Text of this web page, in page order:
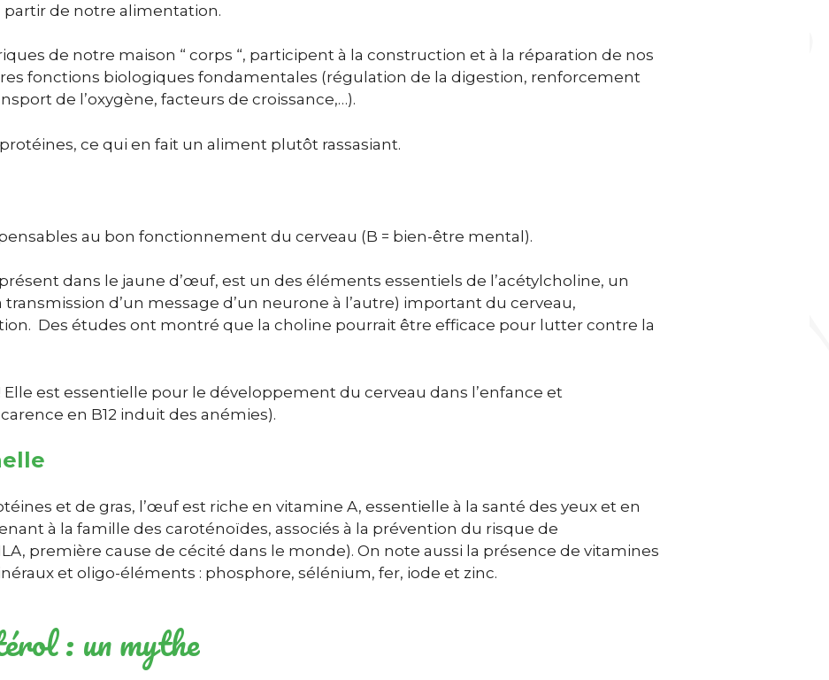
de notre alimentation.
de notre maison “ corps “, participent à la construction et à la réparation de nos
fonctions biologiques fondamentales (régulation de la digestion, renforcement
de l’oxygène, facteurs de croissance,…).
ce qui en fait un aliment plutôt rassasiant.
au bon fonctionnement du cerveau (B = bien-être mental).
dans le jaune d’œuf, est un des éléments essentiels de l’acétylcholine, un
d’un message d’un neurone à l’autre) important du cerveau,
Des études ont montré que la choline pourrait être efficace pour lutter contre la
est essentielle pour le développement du cerveau dans l’enfance et
en B12 induit des anémies).
et de gras, l’œuf est riche en vitamine A, essentielle à la santé des yeux et en
à la famille des caroténoïdes, associés à la prévention du risque de
première cause de cécité dans le monde). On note aussi la présence de vitamines
et oligo-éléments : phosphore, sélénium, fer, iode et zinc.
: un mythe